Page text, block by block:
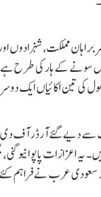
مملکت، شہزادوں
سونے کے ہار کی طرح
کی تین اکائیاں ایک
یہ اعزازات پاپوا نیو
سعودی عرب نے فراہم